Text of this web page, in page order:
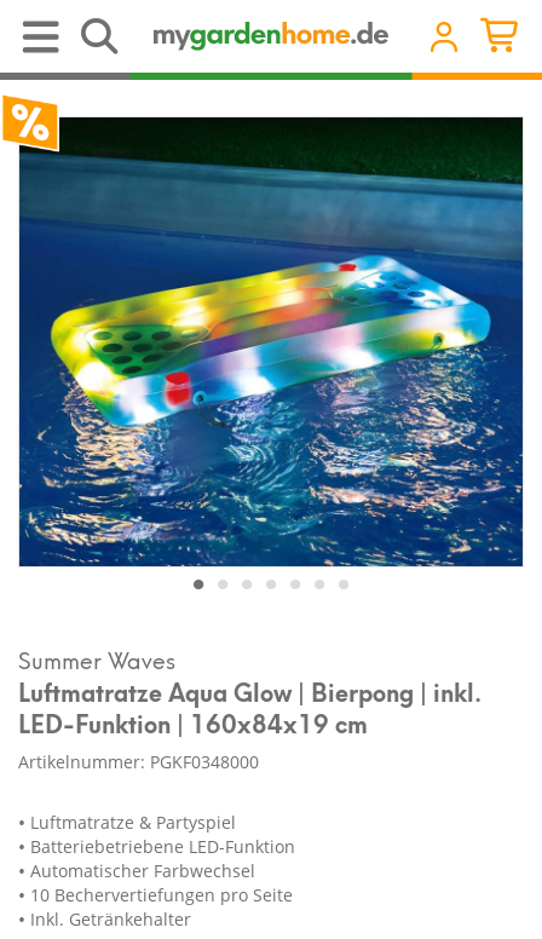
Summer Waves
Luftmatratze Aqua Glow | Bierpong | inkl.
LED-Funktion | 160x84x19 cm
Artikelnummer: PGKF0348000
Luftmatratze & Partyspiel
Batteriebetriebene LED-Funktion
Automatischer Farbwechsel
10 Bechervertiefungen pro Seite
Inkl. Getränkehalter